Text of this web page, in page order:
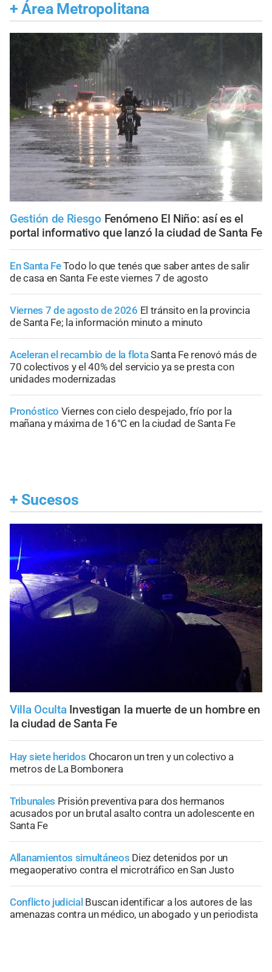
+ Área Metropolitana
Gestión de Riesgo Fenómeno El Niño: así es el
portal informativo que lanzó la ciudad de Santa Fe
En Santa FeTodo lo que tenés que saber antes de salir
de casa en Santa Fe este viernes 7 de agosto
Viernes 7 de agosto de 2026 El tránsito en la provincia
de Santa Fe; la información minuto a minuto
Aceleran el recambio de la flotaSanta Fe renovó más de
70 colectivos y el 40% del servicio ya se presta con
unidades modernizadas
Pronóstico Viernes con cielo despejado, frío por la
mañana y máxima de 16°C en la ciudad de Santa Fe
+ Sucesos
Villa Oculta Investigan la muerte de un hombre en
la ciudad de Santa Fe
Hay siete heridos Chocaron un tren y un colectivo a
metros de La Bombonera
Tribunales Prisión preventiva para dos hermanos
acusados por un brutal asalto contra un adolescente en
Santa Fe
Allanamientos simultáneos Diez detenidos por un
megaoperativo contra el microtráfico en San Justo
Conflicto judicial Buscan identificar a los autores de las
amenazas contra un médico, un abogado y un periodista